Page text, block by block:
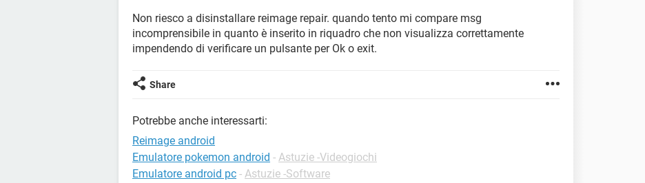
Non riesco a disinstallare reimage repair. quando tento mi compare msg
incomprensibile in quanto è inserito in riquadro che non visualizza correttamente
impendendo di verificare un pulsante per Ok o exit.
Share
Potrebbe anche interessarti:
Reimage android
Emulatore pokemon android - Astuzie -Videogiochi
Emulatore android pc - Astuzie -Software